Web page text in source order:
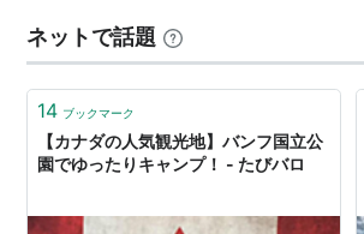
え、周囲の山々と組み合わさることで、
色が広がります。 風がない日は、湖面
鏡のような写真を撮ることもできま…
ネットで話題
14 ブックマーク
【カナダの人気観光地】バンフ国立公
園でゆったりキャンプ！ - たびバロ